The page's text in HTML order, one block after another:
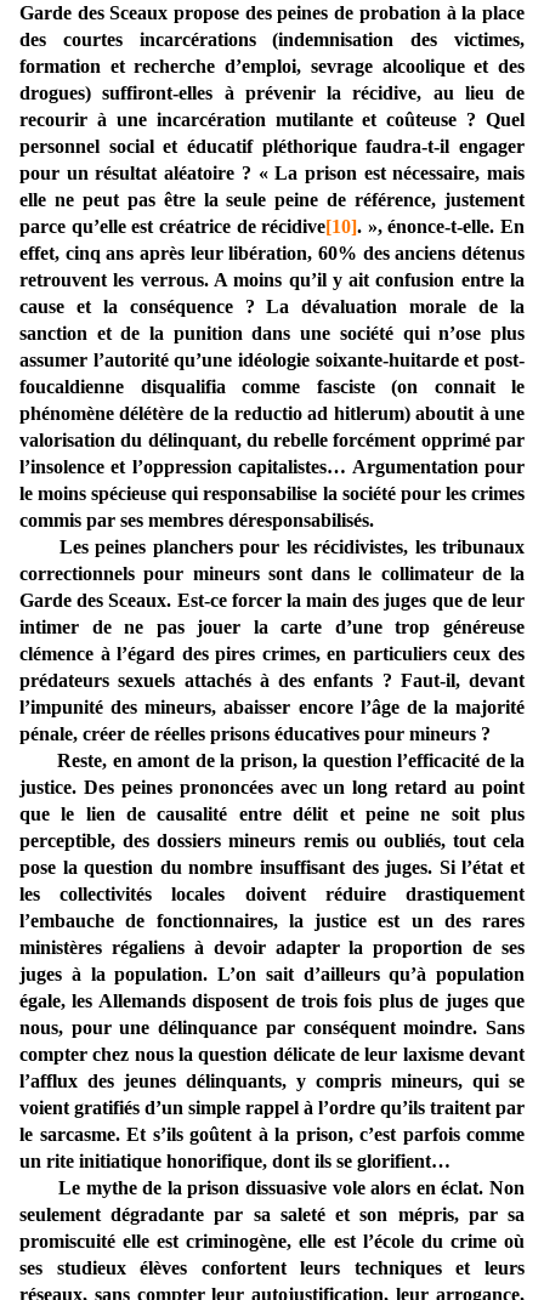
Garde des Sceaux propose des peines de probation à la place
des courtes incarcérations (indemnisation des victimes,
formation et recherche d’emploi, sevrage alcoolique et des
drogues) suffiront-elles à prévenir la récidive, au lieu de
recourir à une incarcération mutilante et coûteuse ? Quel
personnel social et éducatif pléthorique faudra-t-il engager
pour un résultat aléatoire ? « La prison est nécessaire, mais
elle ne peut pas être la seule peine de référence, justement
parce qu’elle est créatrice de récidive[10]. », énonce-t-elle. En
effet, cinq ans après leur libération, 60% des anciens détenus
retrouvent les verrous. A moins qu’il y ait confusion entre la
cause et la conséquence ? La dévaluation morale de la
sanction et de la punition dans une société qui n’ose plus
assumer l’autorité qu’une idéologie soixante-huitarde et post-
foucaldienne disqualifia comme fasciste (on connait le
phénomène délétère de la reductio ad hitlerum) aboutit à une
valorisation du délinquant, du rebelle forcément opprimé par
l’insolence et l’oppression capitalistes… Argumentation pour
le moins spécieuse qui responsabilise la société pour les crimes
commis par ses membres déresponsabilisés.
Les peines planchers pour les récidivistes, les tribunaux
correctionnels pour mineurs sont dans le collimateur de la
Garde des Sceaux. Est-ce forcer la main des juges que de leur
intimer de ne pas jouer la carte d’une trop généreuse
clémence à l’égard des pires crimes, en particuliers ceux des
prédateurs sexuels attachés à des enfants ? Faut-il, devant
l’impunité des mineurs, abaisser encore l’âge de la majorité
pénale, créer de réelles prisons éducatives pour mineurs ?
Reste, en amont de la prison, la question l’efficacité de la
justice. Des peines prononcées avec un long retard au point
que le lien de causalité entre délit et peine ne soit plus
perceptible, des dossiers mineurs remis ou oubliés, tout cela
pose la question du nombre insuffisant des juges. Si l’état et
les collectivités locales doivent réduire drastiquement
l’embauche de fonctionnaires, la justice est un des rares
ministères régaliens à devoir adapter la proportion de ses
juges à la population. L’on sait d’ailleurs qu’à population
égale, les Allemands disposent de trois fois plus de juges que
nous, pour une délinquance par conséquent moindre. Sans
compter chez nous la question délicate de leur laxisme devant
l’afflux des jeunes délinquants, y compris mineurs, qui se
voient gratifiés d’un simple rappel à l’ordre qu’ils traitent par
le sarcasme. Et s’ils goûtent à la prison, c’est parfois comme
un rite initiatique honorifique, dont ils se glorifient…
Le mythe de la prison dissuasive vole alors en éclat. Non
seulement dégradante par sa saleté et son mépris, par sa
promiscuité elle est criminogène, elle est l’école du crime où
ses studieux élèves confortent leurs techniques et leurs
réseaux, sans compter leur autojustification, leur arrogance,